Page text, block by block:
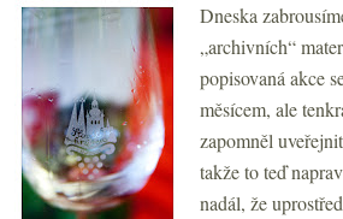
Dneska
„archivních“
popisovaná akce
měsícem, ale
zapomněl
takže to teď
nadál, že